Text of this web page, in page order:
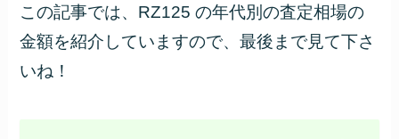
この記事では、RZ125 の年代別の査定相場の
金額を紹介していますので、最後まで見て下さ
いね！